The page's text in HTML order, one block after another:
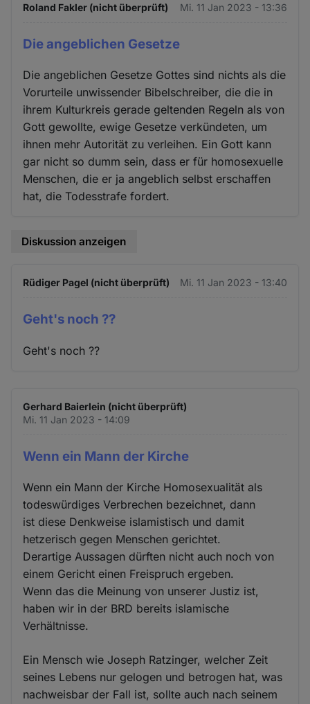
Roland Fakler (nicht überprüft) Mi. 11 Jan 2023 - 13:36
Die angeblichen Gesetze
Die angeblichen Gesetze Gottes sind nichts als die
Vorurteile unwissender Bibelschreiber, die die in
ihrem Kulturkreis gerade geltenden Regeln als von
Gott gewollte, ewige Gesetze verkündeten, um
ihnen mehr Autorität zu verleihen. Ein Gott kann
gar nicht so dumm sein, dass er für homosexuelle
Menschen, die er ja angeblich selbst erschaffen
hat, die Todesstrafe fordert.
Diskussion anzeigen
Rüdiger Pagel (nicht überprüft) Mi. 11 Jan 2023 - 13:40
Geht's noch ??
Geht's noch ??
Gerhard Baierlein (nicht überprüft)
Mi. 11 Jan 2023 - 14:09
Wenn ein Mann der Kirche
Wenn ein Mann der Kirche Homosexualität als
todeswürdiges Verbrechen bezeichnet, dann
ist diese Denkweise islamistisch und damit
hetzerisch gegen Menschen gerichtet.
Derartige Aussagen dürften nicht auch noch von
einem Gericht einen Freispruch ergeben.
Wenn das die Meinung von unserer Justiz ist,
haben wir in der BRD bereits islamische
Verhältnisse.
Ein Mensch wie Joseph Ratzinger, welcher Zeit
seines Lebens nur gelogen und betrogen hat, was
nachweisbar der Fall ist, sollte auch nach seinem